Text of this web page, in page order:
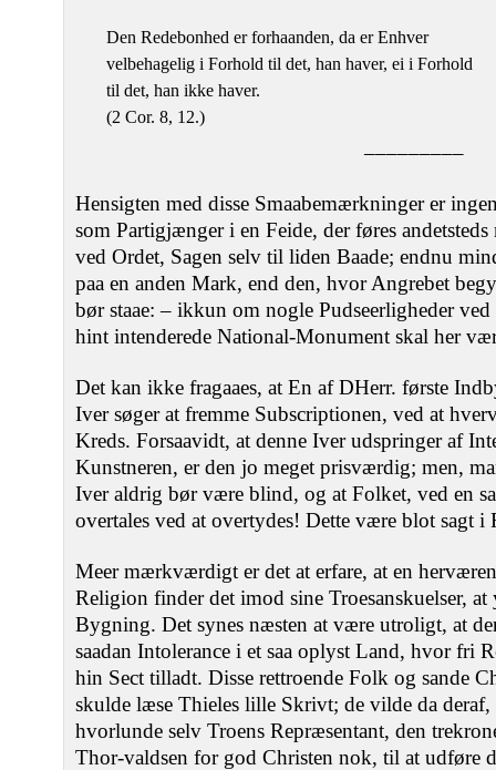
Den Redebonhed er forhaanden, da er Enhver
velbehagelig i Forhold til det, han haver, ei i Forhold
til det, han ikke haver.
(2 Cor. 8, 12.)
–––––––––
Hensigten med disse Smaabemærkninger er
som Partigjænger i en Feide, der føres
ved Ordet, Sagen selv til liden Baade; endnu
paa en anden Mark, end den, hvor Angrebet
bør staae: – ikkun om nogle Pudseerligheder
hint intenderede National-Monument skal her
Det kan ikke fragaaes, at En af DHerr. første
Iver søger at fremme Subscriptionen, ved at
Kreds. Forsaavidt, at denne Iver udspringer af
Kunstneren, er den jo meget prisværdig; men,
Iver aldrig bør være blind, og at Folket, ved en
overtales ved at overtydes! Dette være blot sagt i
Meer mærkværdigt er det at erfare, at en
Religion finder det imod sine Troesanskuelser,
Bygning. Det synes næsten at være utroligt, at
saadan Intolerance i et saa oplyst Land, hvor fri
hin Sect tilladt. Disse rettroende Folk og sande
skulde læse Thieles lille Skrivt; de vilde da deraf,
hvorlunde selv Troens Repræsentant, den
Thor-valdsen for god Christen nok, til at udføre